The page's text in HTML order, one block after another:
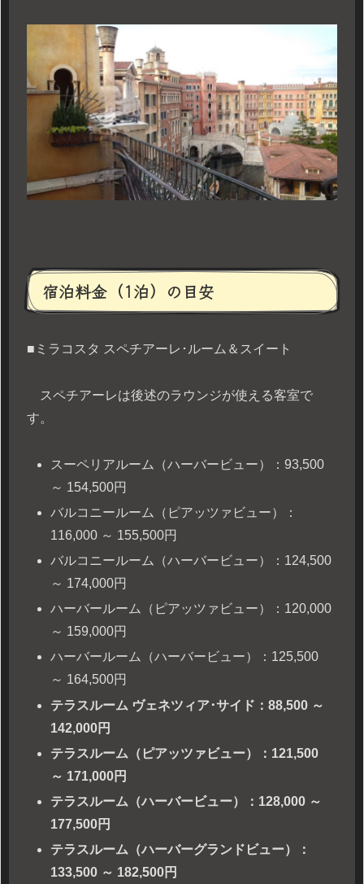
宿泊料金（1泊）の目安
■ミラコスタ スペチアーレ･ルーム＆スイート
スペチアーレは後述のラウンジが使える客室で
す。
スーペリアルーム（ハーバービュー）：93,500
～ 154,500円
バルコニールーム（ピアッツァビュー）：
116,000 ～ 155,500円
バルコニールーム（ハーバービュー）：124,500
～ 174,000円
ハーバールーム（ピアッツァビュー）：120,000
～ 159,000円
ハーバールーム（ハーバービュー）：125,500
～ 164,500円
テラスルーム ヴェネツィア･サイド：88,500 ～
142,000円
テラスルーム（ピアッツァビュー）：121,500
～ 171,000円
テラスルーム（ハーバービュー）：128,000 ～
177,500円
テラスルーム（ハーバーグランドビュー）：
133,500 ～ 182,500円